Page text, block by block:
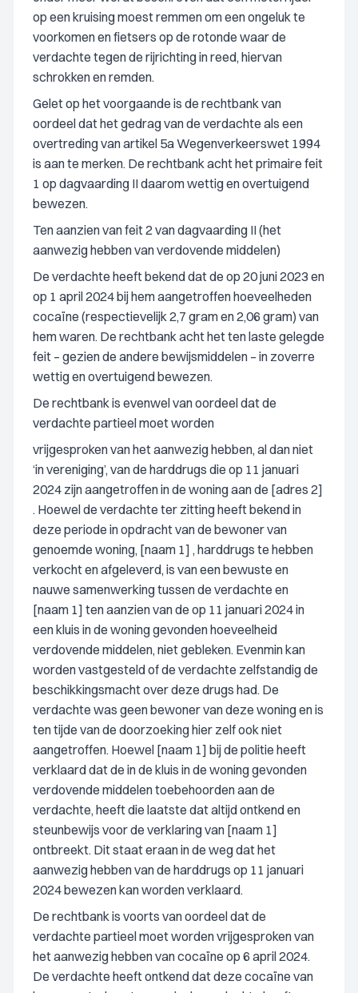
op een kruising moest remmen om een ongeluk te
voorkomen en fietsers op de rotonde waar de
verdachte tegen de rijrichting in reed, hiervan
schrokken en remden.
Gelet op het voorgaande is de rechtbank van
oordeel dat het gedrag van de verdachte als een
overtreding van artikel 5a Wegenverkeerswet 1994
is aan te merken. De rechtbank acht het primaire feit
1 op dagvaarding II daarom wettig en overtuigend
bewezen.
Ten aanzien van feit 2 van dagvaarding II (het
aanwezig hebben van verdovende middelen)
De verdachte heeft bekend dat de op 20 juni 2023 en
op 1 april 2024 bij hem aangetroffen hoeveelheden
cocaïne (respectievelijk 2,7 gram en 2,06 gram) van
hem waren. De rechtbank acht het ten laste gelegde
feit – gezien de andere bewijsmiddelen – in zoverre
wettig en overtuigend bewezen.
De rechtbank is evenwel van oordeel dat de
verdachte partieel moet worden
vrijgesproken van het aanwezig hebben, al dan niet
‘in vereniging’, van de harddrugs die op 11 januari
2024 zijn aangetroffen in de woning aan de [adres 2]
. Hoewel de verdachte ter zitting heeft bekend in
deze periode in opdracht van de bewoner van
genoemde woning, [naam 1] , harddrugs te hebben
verkocht en afgeleverd, is van een bewuste en
nauwe samenwerking tussen de verdachte en
[naam 1] ten aanzien van de op 11 januari 2024 in
een kluis in de woning gevonden hoeveelheid
verdovende middelen, niet gebleken. Evenmin kan
worden vastgesteld of de verdachte zelfstandig de
beschikkingsmacht over deze drugs had. De
verdachte was geen bewoner van deze woning en is
ten tijde van de doorzoeking hier zelf ook niet
aangetroffen. Hoewel [naam 1] bij de politie heeft
verklaard dat de in de kluis in de woning gevonden
verdovende middelen toebehoorden aan de
verdachte, heeft die laatste dat altijd ontkend en
steunbewijs voor de verklaring van [naam 1]
ontbreekt. Dit staat eraan in de weg dat het
aanwezig hebben van de harddrugs op 11 januari
2024 bewezen kan worden verklaard.
De rechtbank is voorts van oordeel dat de
verdachte partieel moet worden vrijgesproken van
het aanwezig hebben van cocaïne op 6 april 2024.
De verdachte heeft ontkend dat deze cocaïne van